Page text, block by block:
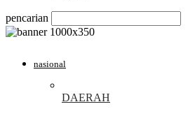
pencarian
nasional
DAERAH